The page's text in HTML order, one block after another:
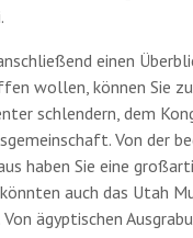
einen
wollen, können Sie
schlendern, dem
Von der
haben Sie eine
auch das Utah
ägyptischen